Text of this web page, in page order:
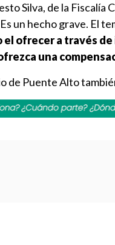
Silva, de la
un hecho grave. El
el ofrecer a través
una
de Puente Alto